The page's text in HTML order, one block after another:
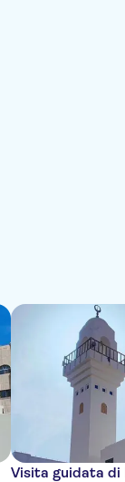
Visita guidata di